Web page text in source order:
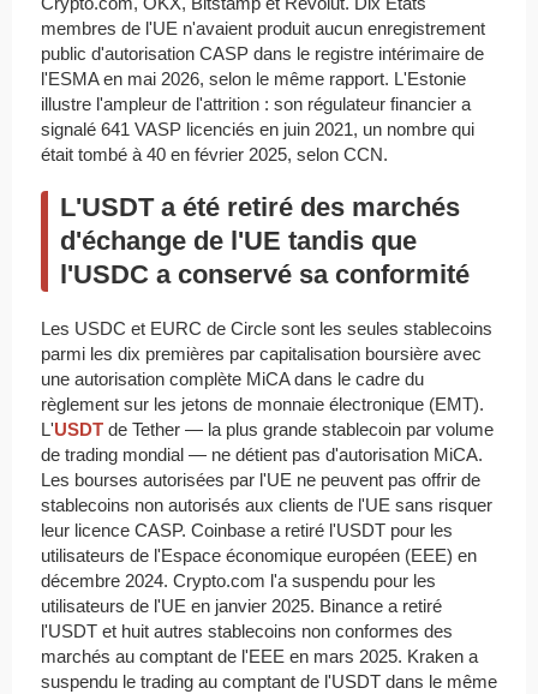
membres de l'UE n'avaient produit aucun enregistrement
public d'autorisation CASP dans le registre intérimaire de
l'ESMA en mai 2026, selon le même rapport. L'Estonie
illustre l'ampleur de l'attrition : son régulateur financier a
signalé 641 VASP licenciés en juin 2021, un nombre qui
était tombé à 40 en février 2025, selon CCN.
L'USDT a été retiré des marchés
d'échange de l'UE tandis que
l'USDC a conservé sa conformité
Les USDC et EURC de Circle sont les seules stablecoins
parmi les dix premières par capitalisation boursière avec
une autorisation complète MiCA dans le cadre du
règlement sur les jetons de monnaie électronique (EMT).
L'USDT de Tether — la plus grande stablecoin par volume
de trading mondial — ne détient pas d'autorisation MiCA.
Les bourses autorisées par l'UE ne peuvent pas offrir de
stablecoins non autorisés aux clients de l'UE sans risquer
leur licence CASP. Coinbase a retiré l'USDT pour les
utilisateurs de l'Espace économique européen (EEE) en
décembre 2024. Crypto.com l'a suspendu pour les
utilisateurs de l'UE en janvier 2025. Binance a retiré
l'USDT et huit autres stablecoins non conformes des
marchés au comptant de l'EEE en mars 2025. Kraken a
suspendu le trading au comptant de l'USDT dans le même